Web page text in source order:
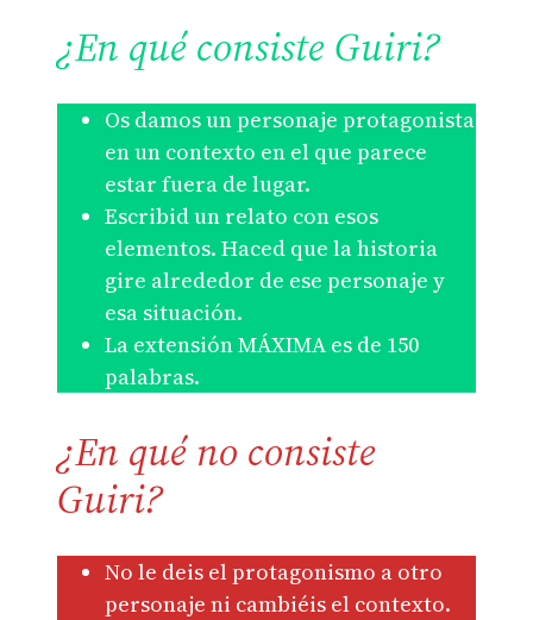
¿En qué consiste Guiri?
Os damos un personaje protagonista
en un contexto en el que parece
estar fuera de lugar.
Escribid un relato con esos
elementos. Haced que la historia
gire alrededor de ese personaje y
esa situación.
La extensión MÁXIMA es de 150
palabras.
¿En qué no consiste
Guiri?
No le deis el protagonismo a otro
personaje ni cambiéis el contexto.